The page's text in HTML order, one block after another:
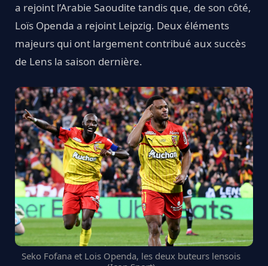
a rejoint l’Arabie Saoudite tandis que, de son côté,
Loïs Openda a rejoint Leipzig. Deux éléments
majeurs qui ont largement contribué aux succès
de Lens la saison dernière.
Seko Fofana et Lois Openda, les deux buteurs lensois